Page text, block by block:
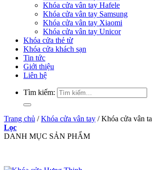
Khóa cửa vân tay Hafele
Khóa cửa vân tay Samsung
Khóa cửa vân tay Xiaomi
Khóa cửa vân tay Unicor
Khóa cửa thẻ từ
Khóa cửa khách sạn
Tin tức
Giới thiệu
Liên hệ
Tìm kiếm:
Trang chủ / Khóa cửa vân tay /Khóa cửa vân
Lọc
DANH MỤC SẢN PHẨM